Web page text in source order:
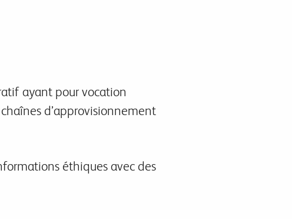
ayant pour vocation
d’approvisionnement
éthiques avec des